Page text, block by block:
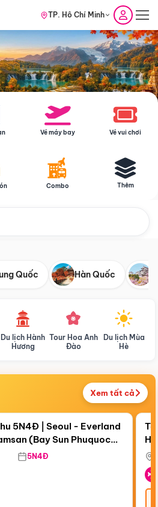
TP. Hồ Chí Minh
Vé máy bay Vé vui chơi
Combo Thêm
Quốc Hàn Quốc
Du lịch Hành
Hương
Tour Hoa Anh
Đào
Du lịch Mùa
Hè
Xem tất cả
Điểm nổi bật
5N4Đ | Seoul - Everland
(Bay Sun Phuquoc
5N4Đ